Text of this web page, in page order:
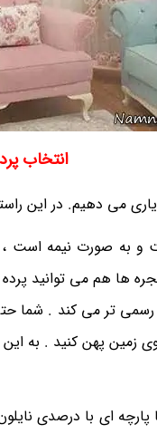
انتخاب
می دهیم. در این
و به صورت نیمه است
ها هم می توانید
رسمی تر می کند . شما
روی زمین پهن کنید .
ای با درصدی